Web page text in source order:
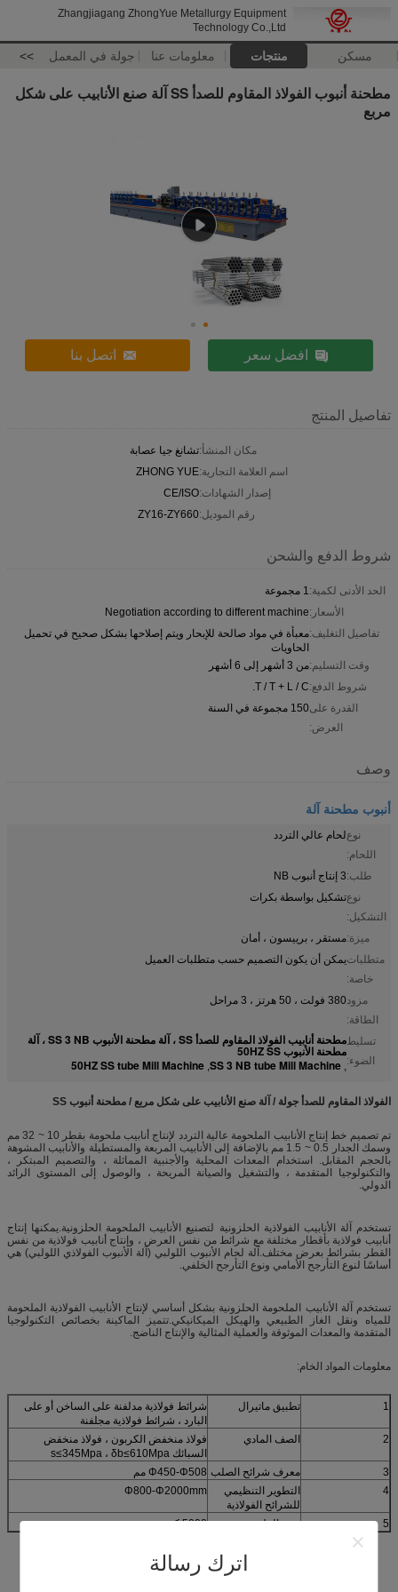
Zhangjiagang ZhongYue Metallurgy Equipment
Technology Co.,Ltd
مسكن منتجات معلومات عنا جولة في المعمل >>
اترك رسالة
مطحنة أنبوب الفولاذ المقاوم للصدأ SS آلة صنع الأنابيب على شكل
مربع
افضل سعر اتصل بنا
تفاصيل المنتج
مكان المنشأ:تشانغ جيا عصابة
اسم العلامة التجارية:ZHONG YUE
إصدار الشهادات:CE/ISO
رقم الموديل:ZY16-ZY660
شروط الدفع والشحن
الحد الأدنى لكمية:1 مجموعة
الأسعار:Negotiation according to different machine
تفاصيل التغليف:معبأة في مواد صالحة للإبحار ويتم إصلاحها بشكل صحيح في تحميل
الحاويات
وقت التسليم:من 3 أشهر إلى 6 أشهر
شروط الدفع:T / T + L / C.
القدرة على
العرض:
150 مجموعة في السنة
وصف
أنبوب مطحنة آلة
نوع
اللحام:
لحام عالي التردد
طلب:3 إنتاج أنبوب NB
نوع
التشكيل:
تشكيل بواسطة بكرات
ميزة:مستقر ، برييسون ، أمان
متطلبات
خاصة:
يمكن أن يكون التصميم حسب متطلبات العميل
مزود
الطاقة:
380 فولت ، 50 هرتز ، 3 مراحل
تسليط
الضوء:
مطحنة أنابيب الفولاذ المقاوم للصدأ SS ، آلة مطحنة الأنبوب SS 3 NB ، آلة
مطحنة الأنبوب 50HZ SS
,
SS 3 NB tube Mill Machine
,
50HZ SS tube Mill Machine
الفولاذ المقاوم للصدأ جولة / آلة صنع الأنابيب على شكل مربع / مطحنة أنبوب SS
تم تصميم خط إنتاج الأنابيب الملحومة عالية التردد لإنتاج أنابيب ملحومة بقطر 10 ~ 32 مم
وسمك الجدار 0.5 ~ 1.5 مم بالإضافة إلى الأنابيب المربعة والمستطيلة والأنابيب المشوهة
بالحجم المقابل. استخدام المعدات المحلية والأجنبية المماثلة ، والتصميم المبتكر ،
والتكنولوجيا المتقدمة ، والتشغيل والصيانة المريحة ، والوصول إلى المستوى الرائد
الدولي.
تستخدم آلة الأنابيب الفولاذية الحلزونية لتصنيع الأنابيب الملحومة الحلزونية.يمكنها إنتاج
أنابيب فولاذية بأقطار مختلفة مع شرائط من نفس العرض ، وإنتاج أنابيب فولاذية من نفس
القطر بشرائط بعرض مختلف.آلة لحام الأنبوب اللولبي (آلة الأنبوب الفولاذي اللولبي) هي
أساسًا لنوع التأرجح الأمامي ونوع التأرجح الخلفي.
تستخدم آلة الأنابيب الملحومة الحلزونية بشكل أساسي لإنتاج الأنابيب الفولاذية الملحومة
للمياه ونقل الغاز الطبيعي والهيكل الميكانيكي.تتميز الماكينة بخصائص التكنولوجيا
المتقدمة والمعدات الموثوقة والعملية المثالية والإنتاج الناضج.
معلومات المواد الخام:
1 تطبيق ماتيرال
شرائط فولاذية مدلفنة على الساخن أو على
البارد ، شرائط فولاذية مجلفنة
2
الصف المادي
فولاذ منخفض الكربون ، فولاذ منخفض
السبائك s≤345Mpa ، δb≤610Mpa
3
معرف شرائح الصلب Φ450-Φ508 مم
4
التطوير التنظيمي
للشرائح الفولاذية
Φ800-Φ2000mm
5 وزن الملف 5000 كجم